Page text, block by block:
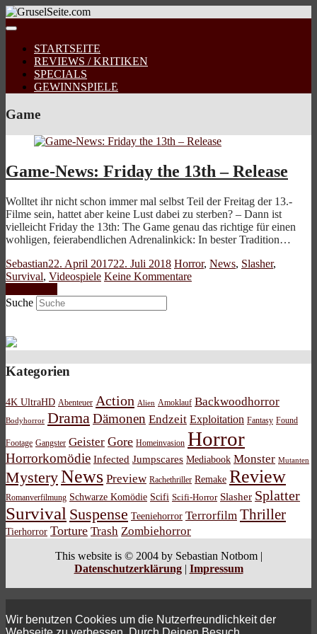
STARTSEITE
REVIEWS / KRITIKEN
SPECIALS
GEWINNSPIELE
Game
Game-News: Friday the 13th – Release
Wolltet ihr nicht schon immer mal selbst Teil der Freitag der 13.-
Filme sein, hattet aber keine Lust dabei zu sterben? – Dann ist
vielleicht Friday the 13th: The Game genau das richtige für einen
wohligen, feierabendlichen Adrenalinkick: In bester Tradition…
Sebastian22. April 201722. Juli 2018 Horror, News, Slasher,
Survival, Videospiele Keine Kommentare
Suche
Kategorien
4K UltraHD Abenteuer Action Alien Amoklauf Backwoodhorror
Bodyhorror Drama Dämonen Endzeit Exploitation Fantasy Found
Footage Gangster Geister Gore Homeinvasion Horror
Horrorkomödie Infected Jumpscares Mediabook Monster Mutanten
MysteryNews Preview Rachethriller Remake Review
Romanverfilmung Schwarze Komödie Scifi Scifi-Horror Slasher Splatter
Survival Suspense Teeniehorror Terrorfilm Thriller
Tierhorror Torture Trash Zombiehorror
This website is © 2004 by Sebastian Notbom |
Datenschutzerklärung| Impressum
Wir benutzen Cookies um die Nutzerfreundlichkeit der